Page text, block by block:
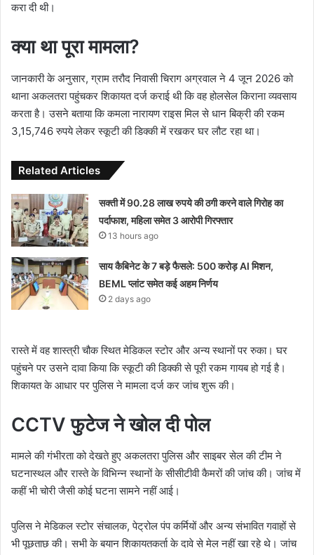
करा दी थी।
क्या था पूरा मामला?
जानकारी के अनुसार, ग्राम तरौद निवासी चिराग अग्रवाल ने 4 जून 2026 को
थाना अकलतरा पहुंचकर शिकायत दर्ज कराई थी कि वह होलसेल किराना व्यवसाय
करता है। उसने बताया कि कमला नारायण राइस मिल से धान बिक्री की रकम
3,15,746 रुपये लेकर स्कूटी की डिक्की में रखकर घर लौट रहा था।
Related Articles
सक्ती में 90.28 लाख रुपये की ठगी करने वाले गिरोह का
पर्दाफाश, महिला समेत 3 आरोपी गिरफ्तार
13 hours ago
साय कैबिनेट के 7 बड़े फैसले: 500 करोड़ AI मिशन,
BEML प्लांट समेत कई अहम निर्णय
2 days ago
रास्ते में वह शास्त्री चौक स्थित मेडिकल स्टोर और अन्य स्थानों पर रुका। घर
पहुंचने पर उसने दावा किया कि स्कूटी की डिक्की से पूरी रकम गायब हो गई है।
शिकायत के आधार पर पुलिस ने मामला दर्ज कर जांच शुरू की।
CCTV फुटेज ने खोल दी पोल
मामले की गंभीरता को देखते हुए अकलतरा पुलिस और साइबर सेल की टीम ने
घटनास्थल और रास्ते के विभिन्न स्थानों के सीसीटीवी कैमरों की जांच की। जांच में
कहीं भी चोरी जैसी कोई घटना सामने नहीं आई।
पुलिस ने मेडिकल स्टोर संचालक, पेट्रोल पंप कर्मियों और अन्य संभावित गवाहों से
भी पूछताछ की। सभी के बयान शिकायतकर्ता के दावे से मेल नहीं खा रहे थे। जांच